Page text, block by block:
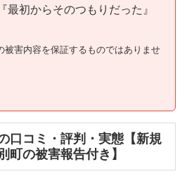
最初からそのつもりだった』
害内容を保証するものではありませ
口コミ・評判・実態【新規
町の被害報告付き】